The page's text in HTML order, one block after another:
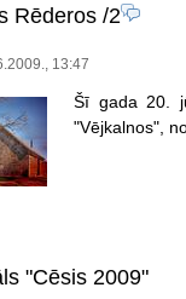
Rēderos/2
13:47
Šī gada 20.
"Vējkalnos",
"Cēsis 2009"